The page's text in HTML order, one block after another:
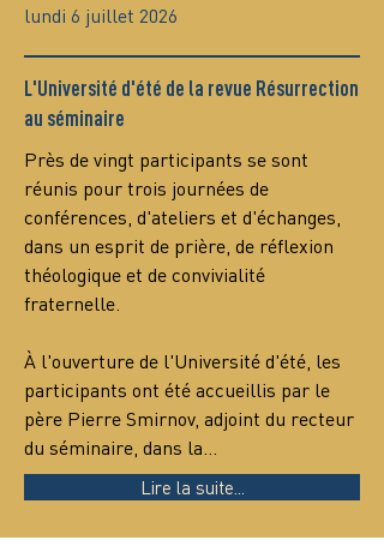
lundi 6 juillet 2026
L'Université d'été de la revue Résurrection
au séminaire
Près de vingt participants se sont
réunis pour trois journées de
conférences, d'ateliers et d'échanges,
dans un esprit de prière, de réflexion
théologique et de convivialité
fraternelle.
À l'ouverture de l'Université d'été, les
participants ont été accueillis par le
père Pierre Smirnov, adjoint du recteur
du séminaire, dans la…
Lire la suite...